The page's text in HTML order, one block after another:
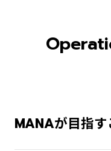
MANAが目指す